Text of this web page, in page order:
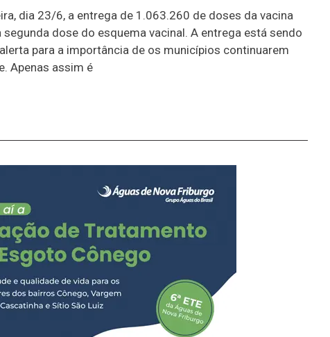
dia 23/6, a entrega de 1.063.260 de doses da vacina
dose do esquema vacinal. A entrega está sendo
para a importância de os municípios continuarem
Apenas assim é